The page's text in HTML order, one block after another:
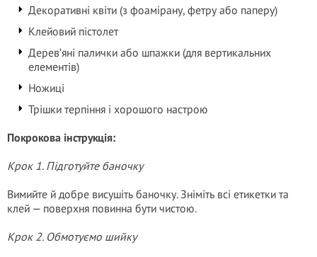
Декоративні квіти (з фоамірану, фетру або паперу)
Клейовий пістолет
Дерев’яні палички або шпажки (для вертикальних
елементів)
Ножиці
Трішки терпіння і хорошого настрою
Покрокова інструкція:
Крок 1. Підготуйте баночку
Вимийте й добре висушіть баночку. Зніміть всі етикетки та
клей — поверхня повинна бути чистою.
Крок 2. Обмотуємо шийку